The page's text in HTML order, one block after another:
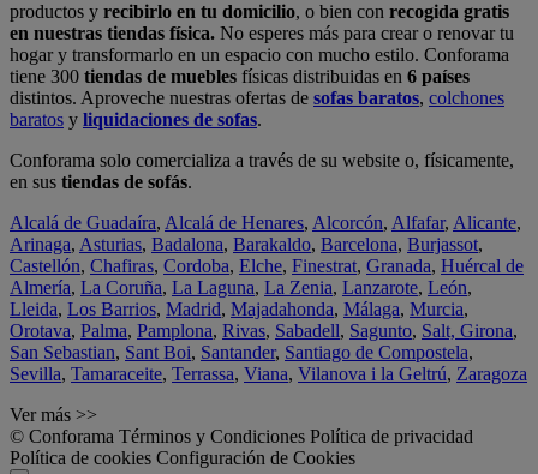
productos y recibirlo en tu domicilio, o bien con recogida gratis
en nuestras tiendas física. No esperes más para crear o renovar tu
hogar y transformarlo en un espacio con mucho estilo. Conforama
tiene 300 tiendas de muebles físicas distribuidas en 6 países
distintos. Aproveche nuestras ofertas de sofas baratos, colchones
baratos y liquidaciones de sofas.
Conforama solo comercializa a través de su website o, físicamente,
en sus tiendas de sofás.
Alcalá de Guadaíra, Alcalá de Henares, Alcorcón, Alfafar, Alicante,
Arinaga, Asturias, Badalona, Barakaldo, Barcelona, Burjassot,
Castellón, Chafiras, Cordoba, Elche, Finestrat, Granada, Huércal de
Almería, La Coruña, La Laguna, La Zenia, Lanzarote, León,
Lleida, Los Barrios, Madrid, Majadahonda, Málaga, Murcia,
Orotava, Palma, Pamplona, Rivas, Sabadell, Sagunto, Salt, Girona,
San Sebastian, Sant Boi, Santander, Santiago de Compostela,
Sevilla, Tamaraceite, Terrassa, Viana, Vilanova i la Geltrú, Zaragoza
Ver más >>
© Conforama Términos y Condiciones Política de privacidad
Política de cookies Configuración de Cookies